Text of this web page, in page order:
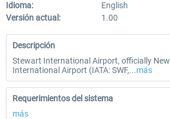
Idioma:
English
Versión actual:
1.00
Descripción
Stewart International Airport, officially
International Airport (IATA: SWF,...más
Requerimientos del sistema
más